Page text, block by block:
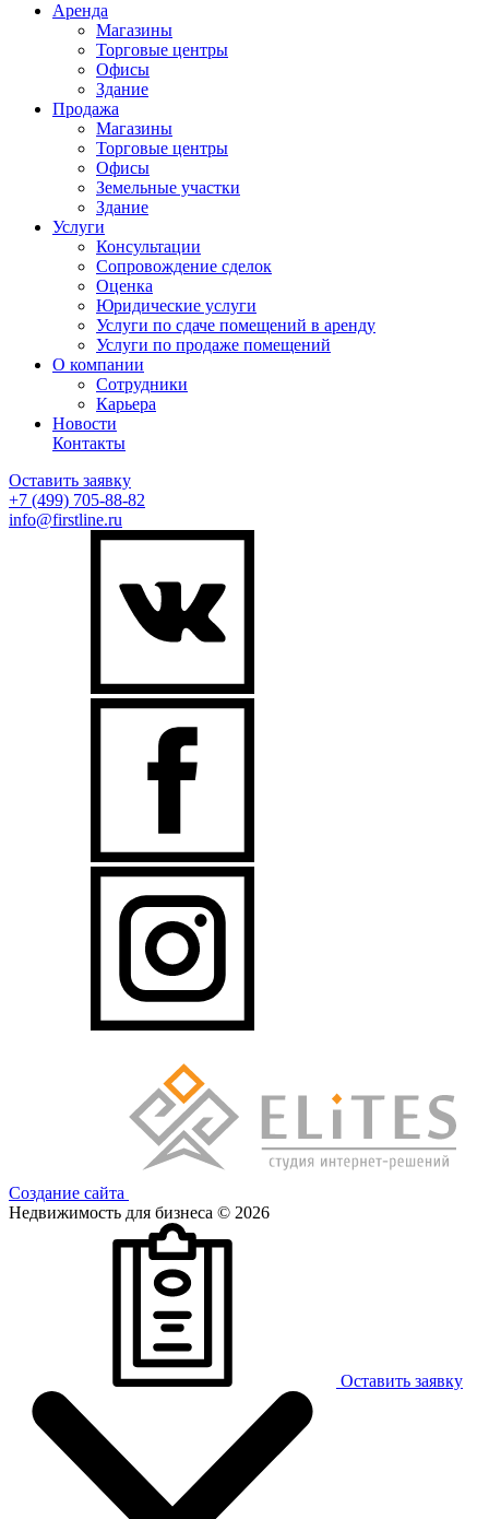
Аренда
Магазины
Торговые центры
Офисы
Здание
Продажа
Магазины
Торговые центры
Офисы
Земельные участки
Здание
Услуги
Консультации
Сопровождение сделок
Оценка
Юридические услуги
Услуги по сдаче помещений в аренду
Услуги по продаже помещений
О компании
Сотрудники
Карьера
Новости
Контакты
Оставить заявку
+7 (499) 705-88-82
info@firstline.ru
Создание сайта
Недвижимость для бизнеса © 2026
Оставить заявку